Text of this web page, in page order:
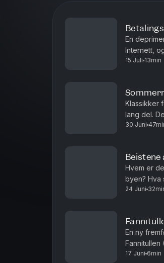
En
Internett, og
versjon av
15 Juli 13min
Klassikker
lang del.
bånd, og
30 Juni
Beistene
Hvem er
byen? Hva
Hvem er
24 Juni
En ny
Fannitullen
stammer
17 Juni 6min